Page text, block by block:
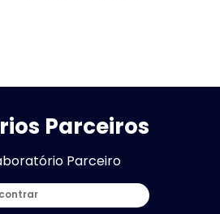
Parceiros
Parceiro